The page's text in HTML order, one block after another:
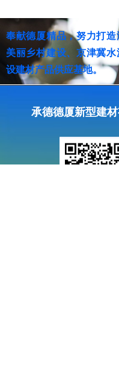
奉献德厦精品，努力打
美丽乡村建设、京津冀
设建材产品供应基地。
承德德厦新型建